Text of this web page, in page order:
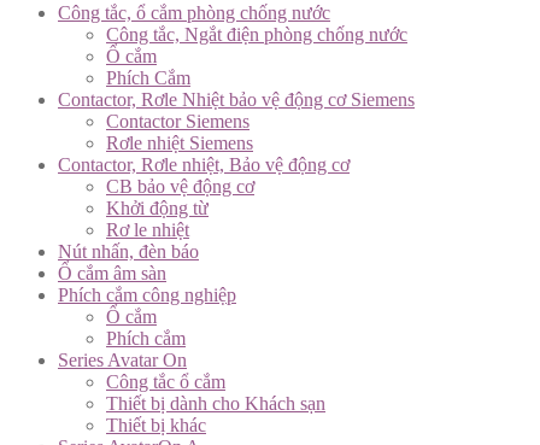
Công tắc, ổ cắm phòng chống nước
Công tắc, Ngắt điện phòng chống nước
Ổ cắm
Phích Cắm
Contactor, Rơle Nhiệt bảo vệ động cơ Siemens
Contactor Siemens
Rơle nhiệt Siemens
Contactor, Rơle nhiệt, Bảo vệ động cơ
CB bảo vệ động cơ
Khởi động từ
Rơ le nhiệt
Nút nhấn, đèn báo
Ổ cắm âm sàn
Phích cắm công nghiệp
Ổ cắm
Phích cắm
Series Avatar On
Công tắc ổ cắm
Thiết bị dành cho Khách sạn
Thiết bị khác